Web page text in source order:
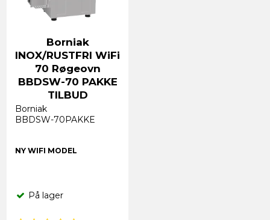
Borniak
INOX/RUSTFRI WiFi
70 Røgeovn
BBDSW-70 PAKKE
TILBUD
Borniak
BBDSW-70PAKKE
NY WIFI MODEL
På lager